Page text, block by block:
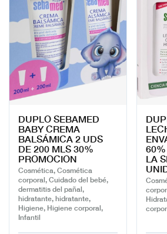
DUPLO SEBAMED
BABY CREMA
BALSÁMICA 2 UDS
DE 200 MLS 30%
PROMOCION
Cosmética, Cosmética
corporal, Cuidado del bebé,
dermatitis del pañal,
hidratante, hidratante,
Higiene, Higiene corporal,
Infantil
LA